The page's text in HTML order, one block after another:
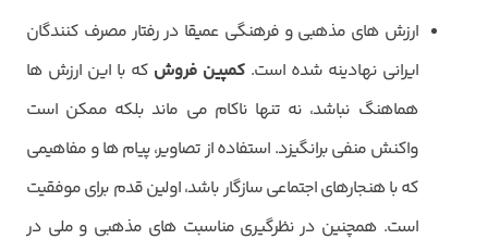
ارزش های مذهبی و فرهنگی عمیقا در رفتار مصرف کنندگان
ایرانی نهادینه شده است.کمپین فروش که با این ارزش ها
هماهنگ نباشد، نه تنها ناکام می ماند بلکه ممکن است
واکنش منفی برانگیزد. استفاده از تصاویر، پیام ها و مفاهیمی
که با هنجارهای اجتماعی سازگار باشد، اولین قدم برای موفقیت
است. همچنین در نظرگیری مناسبت های مذهبی و ملی در